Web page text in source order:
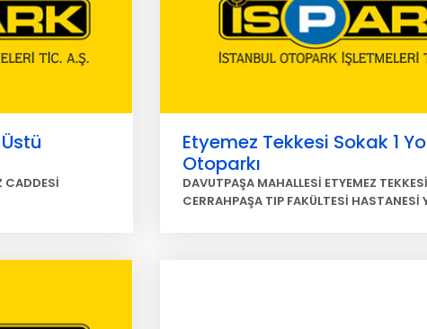
CADDESİ
Etyemez Tekkesi Sokak 1
Otoparkı
DAVUTPAŞA MAHALLESİ ETYEMEZ
CERRAHPAŞA TIP FAKÜLTESİ HASTANESİ